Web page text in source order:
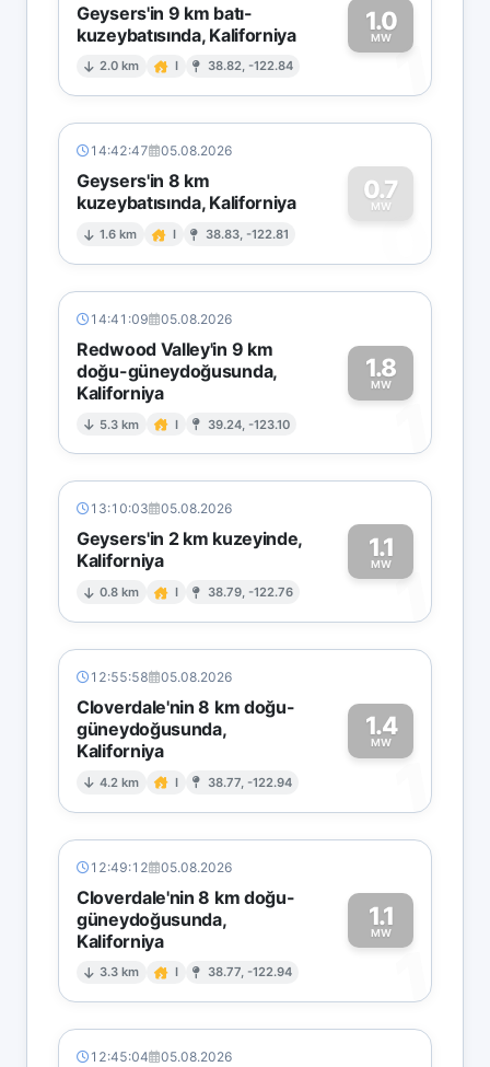
Geysers'in 9 km batı-
kuzeybatısında, Kaliforniya
2.0 km I 38.82, -122.84
1.0
MW1
14:42:47 05.08.2026
Geysers'in 8 km
kuzeybatısında, Kaliforniya
1.6 km I 38.83, -122.81
0.7
MW
0
14:41:09 05.08.2026
Redwood Valley'in 9 km
doğu-güneydoğusunda,
Kaliforniya
5.3 km I 39.24, -123.10
1.8
MW
1
13:10:03 05.08.2026
Geysers'in 2 km kuzeyinde,
Kaliforniya
0.8 km I 38.79, -122.76
1.1
MW1
12:55:58 05.08.2026
Cloverdale'nin 8 km doğu-
güneydoğusunda,
Kaliforniya
4.2 km I 38.77, -122.94
1.4
MW
1
12:49:12 05.08.2026
Cloverdale'nin 8 km doğu-
güneydoğusunda,
Kaliforniya
3.3 km I 38.77, -122.94
1.1
MW
1
12:45:04 05.08.2026